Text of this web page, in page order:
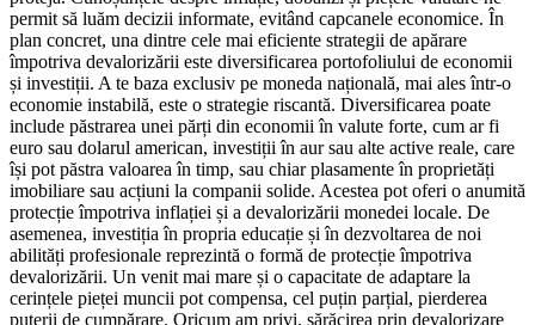
permit să luăm decizii informate, evitând capcanele economice. În
plan concret, una dintre cele mai eficiente strategii de apărare
împotriva devalorizării este diversificarea portofoliului de economii
și investiții. A te baza exclusiv pe moneda națională, mai ales într-o
economie instabilă, este o strategie riscantă. Diversificarea poate
include păstrarea unei părți din economii în valute forte, cum ar fi
euro sau dolarul american, investiții în aur sau alte active reale, care
își pot păstra valoarea în timp, sau chiar plasamente în proprietăți
imobiliare sau acțiuni la companii solide. Acestea pot oferi o anumită
protecție împotriva inflației și a devalorizării monedei locale. De
asemenea, investiția în propria educație și în dezvoltarea de noi
abilități profesionale reprezintă o formă de protecție împotriva
devalorizării. Un venit mai mare și o capacitate de adaptare la
cerințele pieței muncii pot compensa, cel puțin parțial, pierderea
puterii de cumpărare. Oricum am privi, sărăcirea prin devalorizare